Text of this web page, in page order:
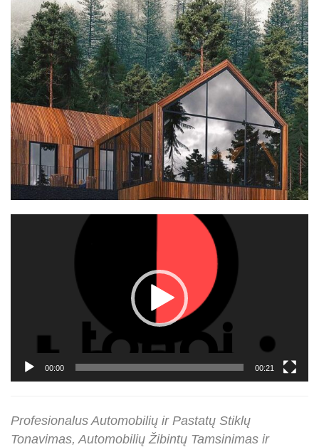
00:00 00:21
Profesionalus Automobilių ir Pastatų Stiklų
Tonavimas, Automobilių Žibintų Tamsinimas ir